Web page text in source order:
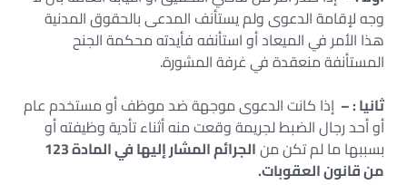
وجه لإقامة الدعوى ولم يستأنف المدعى بالحقوق المدنية
هذا الأمر في الميعاد أو استأنفه فأيدته محكمة الجنح
المستأنفة منعقدة في غرفة المشورة.
ثانيا : – إذا كانت الدعوى موجهة ضد موظف أو مستخدم عام
أو أحد رجال الضبط لجريمة وقعت منه أثناء تأدية وظيفته أو
بسببها ما لم تكن من
الجرائم المشار إليها في المادة 123
من قانون العقوبات.